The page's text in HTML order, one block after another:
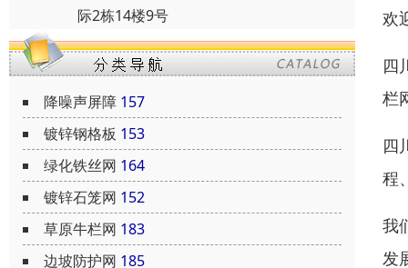
际2栋14楼9号
降噪声屏障 157
镀锌钢格板 153
绿化铁丝网 164
镀锌石笼网 152
草原牛栏网 183
边坡防护网 185
欢
四
栏
四
程
我
发